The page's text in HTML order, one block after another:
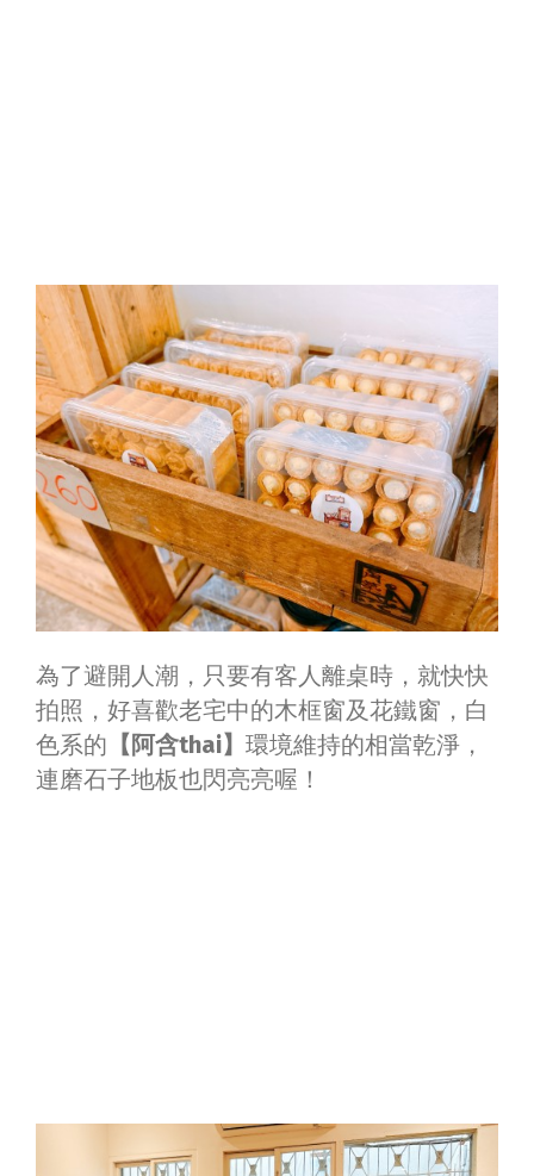
為了避開人潮，只要有客人離桌時，就快快
拍照，好喜歡老宅中的木框窗及花鐵窗，白
色系的 【阿含thai】 環境維持的相當乾淨，
連磨石子地板也閃亮亮喔！